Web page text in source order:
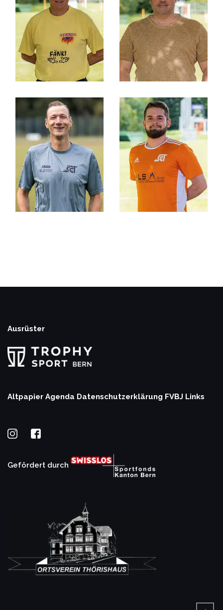
MASSEUR
Peter
Fankhauser
REVISOR
Thomas von
Känel
Ausrüster
Altpapier Agenda Datenschutzerklärung FVBJ Links
Gefördert durch